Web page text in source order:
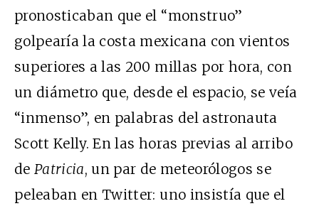
pronosticaban que el “monstruo”
golpearía la costa mexicana con vientos
superiores a las 200 millas por hora, con
un diámetro que, desde el espacio, se veía
“inmenso”, en palabras del astronauta
Scott Kelly. En las horas previas al arribo
dePatricia, un par de meteorólogos se
peleaban en Twitter: uno insistía que el